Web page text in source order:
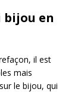
en
il est
mais
le bijou, qui